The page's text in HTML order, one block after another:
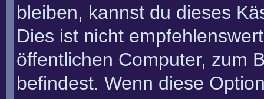
bleiben, kannst du dieses
Dies ist nicht
öffentlichen Computer, zum
befindest. Wenn diese